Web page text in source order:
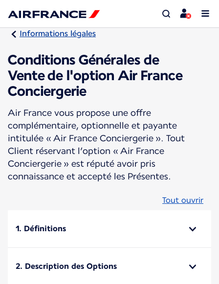
Informations légales
Conditions Générales de
Vente de l'option Air France
Conciergerie
Air France vous propose une offre
complémentaire, optionnelle et payante
intitulée « Air France Conciergerie ». Tout
Client réservant l’option « Air France
Conciergerie » est réputé avoir pris
connaissance et accepté les Présentes.
Tout ouvrir
1. Définitions
2. Description des Options